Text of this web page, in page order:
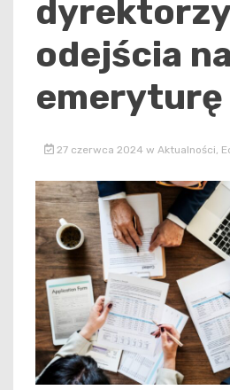
odejścia na
emeryturę
27 czerwca 2024 w Aktualności